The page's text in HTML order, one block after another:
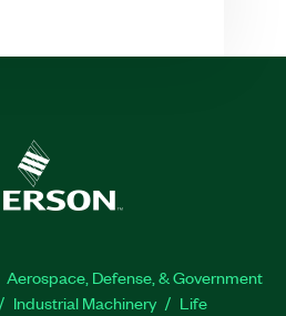
Aerospace, Defense, & Government
Industrial Machinery
Life